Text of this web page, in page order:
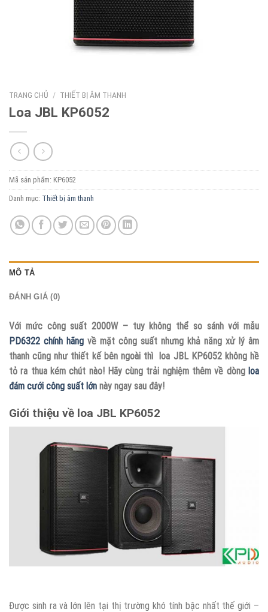
TRANG CHỦ / THIẾT BỊ ÂM THANH
Loa JBL KP6052
Mã sản phẩm: KP6052
Danh mục: Thiết bị âm thanh
MÔ TẢ
ĐÁNH GIÁ (0)
Với mức công suất 2000W – tuy không thể so sánh với mẫu
PD6322 chính hãng về mặt công suất nhưng khả năng xử lý âm
thanh cũng như thiết kế bên ngoài thì loa JBL KP6052 không hề
tỏ ra thua kém chút nào! Hãy cùng trải nghiệm thêm về dòng loa
đám cưới công suất lớn này ngay sau đây!
Giới thiệu về loa JBL KP6052
Được sinh ra và lớn lên tại thị trường khó tính bậc nhất thế giới –